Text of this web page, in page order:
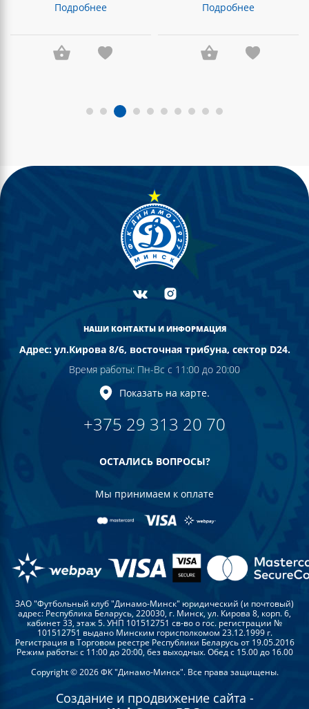
Подробнее Подробнее
НАШИ КОНТАКТЫ И ИНФОРМАЦИЯ
Адрес: ул.Кирова 8/6, восточная трибуна, сектор D24.
Время работы: Пн-Вс с 11:00 до 20:00
Показать на карте.
+375 29 313 20 70
ОСТАЛИСЬ ВОПРОСЫ?
Мы принимаем к оплате
ЗАО "Футбольный клуб "Динамо-Минск" юридический (и почтовый)
адрес: Республика Беларусь, 220030, г. Минск, ул. Кирова 8, корп. 6,
кабинет 33, этаж 5. УНП 101512751 св-во о гос. регистрации №
101512751 выдано Минским горисполкомом 23.12.1999 г.
Регистрация в Торговом реестре Республики Беларусь от 19.05.2016
Режим работы: с 11:00 до 20:00, без выходных. Обед с 15.00 до 16.00
Copyright © 2026 ФК "Динамо-Минск". Все права защищены.
Создание и продвижение сайта -